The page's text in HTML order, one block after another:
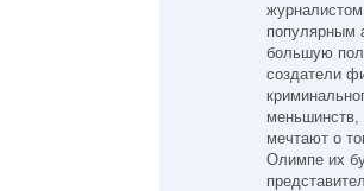
популярным
большую
создатели
мечтают о
Олимпе их